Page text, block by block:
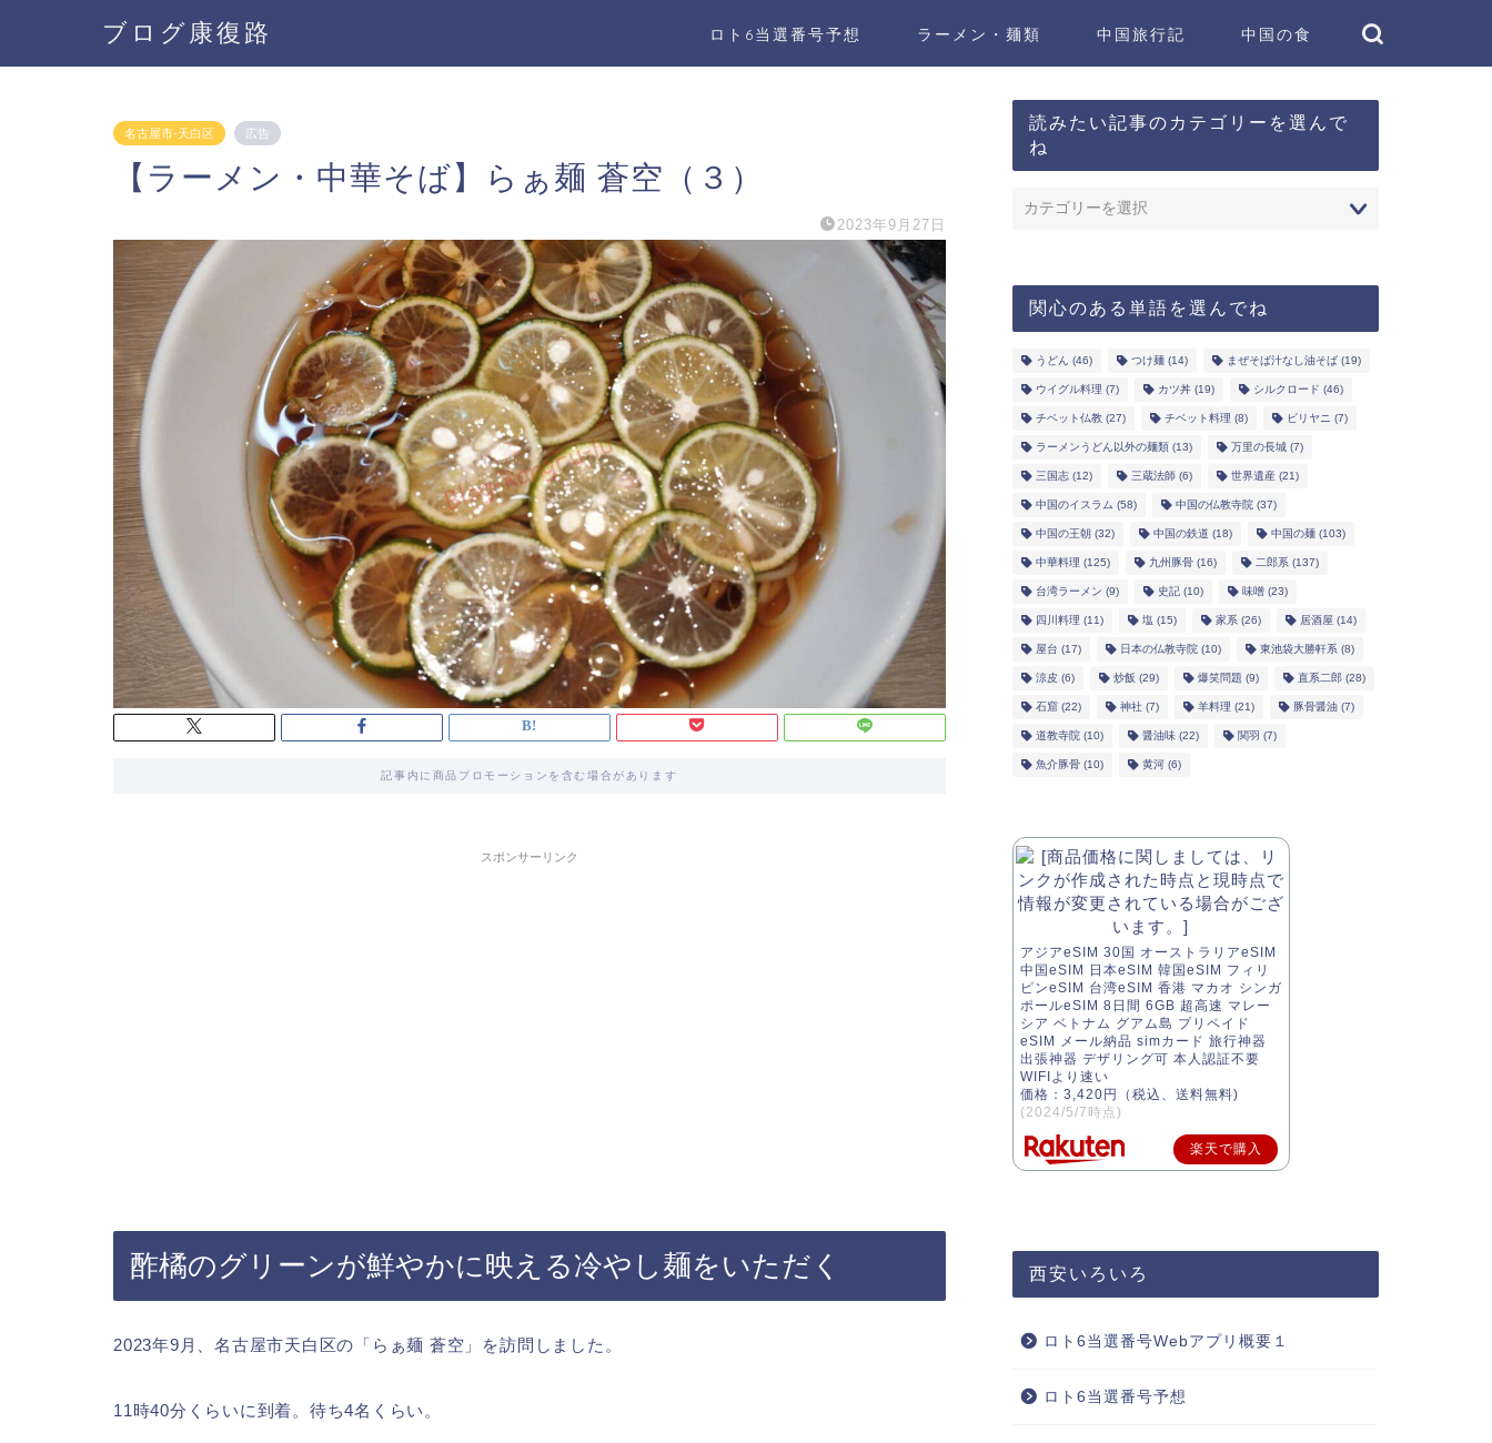
ブログ康復路 ロト6当選番号予想 ラーメン・麺類 中国旅行記 中国の食
名古屋市-天白区 広告
【ラーメン・中華そば】らぁ麺 蒼空（３）
2023年9月27日
記事内に商品プロモーションを含む場合があります
スポンサーリンク
酢橘のグリーンが鮮やかに映える冷やし麺をいただく
2023年9月、名古屋市天白区の「らぁ麺 蒼空」を訪問しました。
11時40分くらいに到着。待ち4名くらい。
読みたい記事のカテゴリーを選んで
ね
関心のある単語を選んでね
うどん (46) つけ麺(14) まぜそば汁なし油そば(19)
ウイグル料理 (7) カツ丼(19) シルクロード (46)
チベット仏教(27) チベット料理 (8) ビリヤニ (7)
ラーメンうどん以外の麺類(13) 万里の長城(7)
三国志(12) 三蔵法師 (6) 世界遺産(21)
中国のイスラム (58) 中国の仏教寺院(37)
中国の王朝 (32) 中国の鉄道 (18) 中国の麺(103)
中華料理 (125) 九州豚骨(16) 二郎系 (137)
台湾ラーメン (9) 史記(10) 味噌(23)
四川料理 (11) 塩 (15) 家系 (26) 居酒屋 (14)
屋台 (17) 日本の仏教寺院(10) 東池袋大勝軒系 (8)
涼皮 (6) 炒飯 (29) 爆笑問題 (9) 直系二郎(28)
石窟(22) 神社(7) 羊料理 (21) 豚骨醤油(7)
道教寺院(10) 醤油味(22) 関羽 (7)
魚介豚骨(10) 黄河(6)
アジアeSIM 30国 オーストラリアeSIM
中国eSIM 日本eSIM 韓国eSIM フィリ
ピンeSIM 台湾eSIM 香港 マカオ シンガ
ポールeSIM 8日間 6GB 超高速 マレー
シア ベトナム グアム島 プリペイド
eSIM メール納品 simカード 旅行神器
出張神器 デザリング可 本人認証不要
WIFIより速い
価格：3,420円（税込、送料無料)
(2024/5/7時点)
楽天で購入
西安いろいろ
ロト6当選番号Webアプリ概要１
ロト6当選番号予想